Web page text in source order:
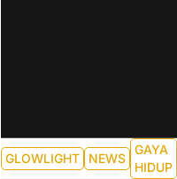
GLOWLIGHT NEWS
GAYA
HIDUP